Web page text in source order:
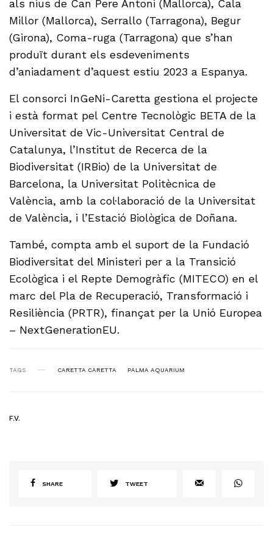
als nius de Can Pere Antoni (Mallorca), Cala
Millor (Mallorca), Serrallo (Tarragona), Begur
(Girona), Coma-ruga (Tarragona) que s’han
produït durant els esdeveniments
d’aniadament d’aquest estiu 2023 a Espanya.
El consorci InGeNi-Caretta gestiona el projecte
i està format pel Centre Tecnològic BETA de la
Universitat de Vic-Universitat Central de
Catalunya, l’Institut de Recerca de la
Biodiversitat (IRBio) de la Universitat de
Barcelona, la Universitat Politècnica de
València, amb la col·laboració de la Universitat
de València, i l’Estació Biològica de Doñana.
També, compta amb el suport de la Fundació
Biodiversitat del Ministeri per a la Transició
Ecològica i el Repte Demogràfic (MITECO) en el
marc del Pla de Recuperació, Transformació i
Resiliència (PRTR), finançat per la Unió Europea
– NextGenerationEU.
TAGS CARETTA CARETTA PALMA AQUARIUM
F.V.
SHARE TWEET